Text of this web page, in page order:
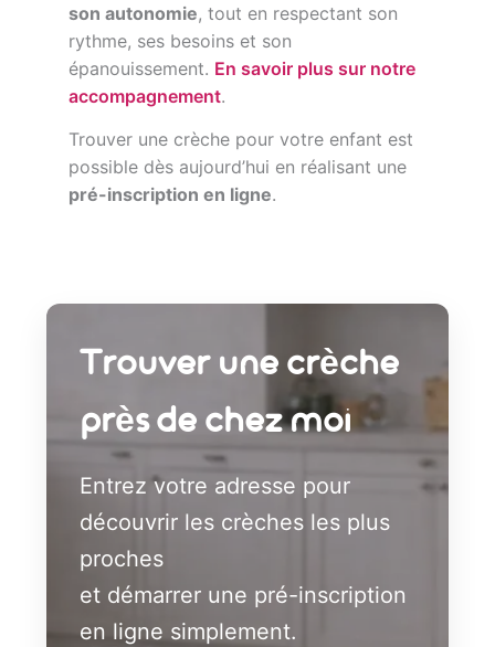
son autonomie, tout en respectant son
rythme, ses besoins et son
épanouissement. En savoir plus sur notre
accompagnement.
Trouver une crèche pour votre enfant est
possible dès aujourd’hui en réalisant une
pré-inscription en ligne.
Trouver une crèche
près de chez moi
Entrez votre adresse pour
découvrir les crèches les plus
proches
et démarrer une pré-inscription
en ligne simplement.